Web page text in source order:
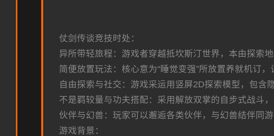
仗剑传谈竞技时处：
异所带轻旅程：游戏者穿越抵坎斯汀世界，本由探索地
简便放置玩法：核心意为“睡觉变强”所放置养就机订，
自由探索与社交：游戏采运用竖屏2D探索模型，包含
不是羁较量与功夫搭配：采用解放双掌的自步式战斗
伙伴与幻兽：玩家可以邂逅各类伙伴，与幻兽结伴同
游戏背景：